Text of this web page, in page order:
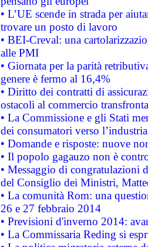
• L’UE scende in strada per
trovare un posto di lavoro
• BEI-Creval: una
alle PMI
• Giornata per la parità
genere è fermo al 16,4%
• Diritto dei contratti di
ostacoli al commercio
• La Commissione e gli Stati
dei consumatori verso
• Domande e risposte: nuove
• Il popolo gagauzo non è
• Messaggio di congratulazioni
del Consiglio dei Ministri,
• La comunità Rom: una
26 e 27 febbraio 2014
• Previsioni d'inverno 2014:
• La Commissaria Reding si